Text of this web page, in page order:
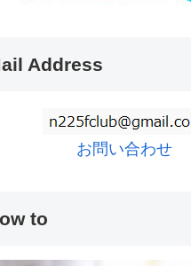
Address
お問い合わせ
to